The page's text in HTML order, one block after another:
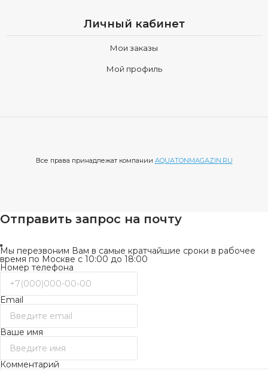
Личный кабинет
Мои заказы
Мой профиль
Все права принадлежат компании AQUATONMAGAZIN.RU
Отправить запрос на почту
Мы перезвоним Вам в самые кратчайшие сроки в рабочее
время по Москве с 10:00 до 18:00
Номер телефона
Email
Ваше имя
Комментарий